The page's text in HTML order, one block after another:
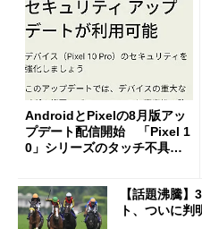
AndroidとPixelの8月版アッ
プデート配信開始 「Pixel 1
0」シリーズのタッチ不具合
【話題沸騰
ト、ついに判